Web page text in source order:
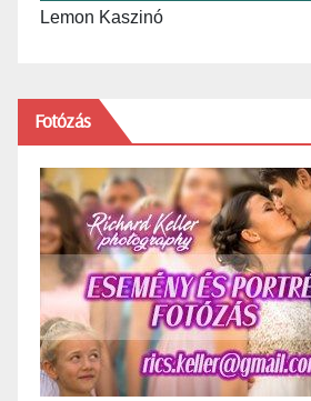
Lemon Kaszinó
Fotózás